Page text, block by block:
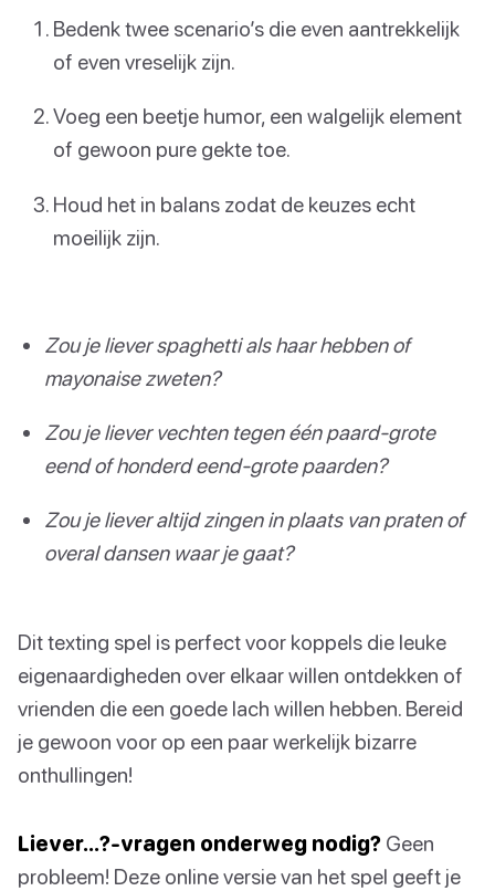
Bedenk twee scenario’s die even aantrekkelijk
of even vreselijk zijn.
Voeg een beetje humor, een walgelijk element
of gewoon pure gekte toe.
Houd het in balans zodat de keuzes echt
moeilijk zijn.
Zou je liever spaghetti als haar hebben of
mayonaise zweten?
Zou je liever vechten tegen één paard-grote
eend of honderd eend-grote paarden?
Zou je liever altijd zingen in plaats van praten of
overal dansen waar je gaat?
Dit texting spel is perfect voor koppels die leuke
eigenaardigheden over elkaar willen ontdekken of
vrienden die een goede lach willen hebben. Bereid
je gewoon voor op een paar werkelijk bizarre
onthullingen!
Liever…?-vragen onderweg nodig? Geen
probleem! Deze online versie van het spel geeft je